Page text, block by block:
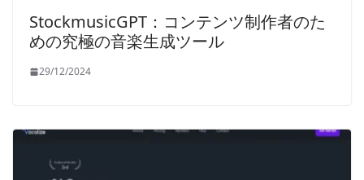
StockmusicGPT：コンテンツ制作者のた
めの究極の音楽生成ツール
29/12/2024